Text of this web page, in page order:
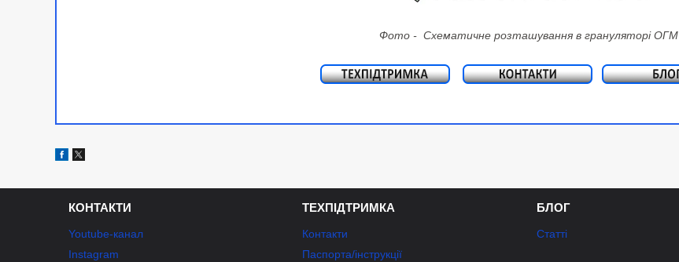
Фото - Схематичне розташування в грануляторі ОГМ
КОНТАКТИ
Youtube-канал
Instagram
ТЕХПІДТРИМКА
Контакти
Паспорта/інструкції
БЛОГ
Статті